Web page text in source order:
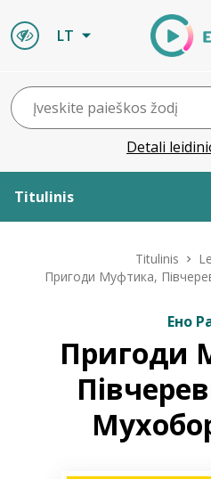
LT
Detali
Titulinis
ELVIS atvyksta
Naujienos
Titulinis
Пригоди Муфтика,
Ено
Пригоди